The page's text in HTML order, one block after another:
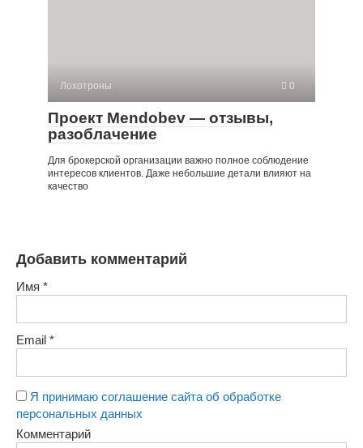
Лохотроны 0
Проект Mendobev — отзывы,
разоблачение
Для брокерской организации важно полное соблюдение
интересов клиентов. Даже небольшие детали влияют на
качество
Добавить комментарий
Имя *
Email *
Я принимаю соглашение сайта об обработке
персональных данных
Комментарий